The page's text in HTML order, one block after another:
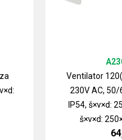
Ventilator
230V AC, 50/
IP54, š×v×d:
š×v×d: